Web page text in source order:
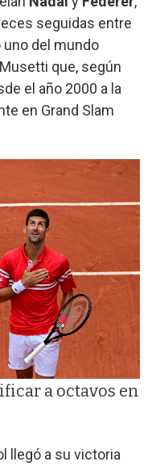
seguidas entre
uno del mundo
que, según
el año 2000 a la
en Grand Slam
a octavos en
llegó a su victoria